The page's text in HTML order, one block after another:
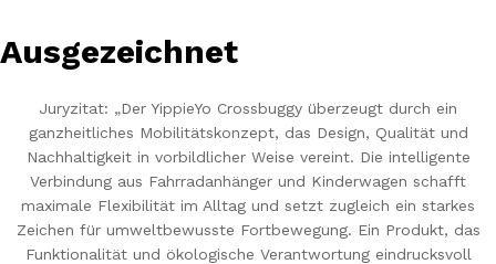
Ausgezeichnet
Juryzitat: „Der YippieYo Crossbuggy überzeugt durch ein
ganzheitliches Mobilitätskonzept, das Design, Qualität und
Nachhaltigkeit in vorbildlicher Weise vereint. Die intelligente
Verbindung aus Fahrradanhänger und Kinderwagen schafft
maximale Flexibilität im Alltag und setzt zugleich ein starkes
Zeichen für umweltbewusste Fortbewegung. Ein Produkt, das
Funktionalität und ökologische Verantwortung eindrucksvoll